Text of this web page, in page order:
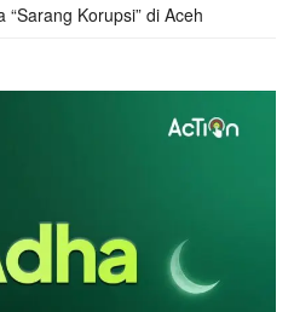
Korupsi” di Aceh